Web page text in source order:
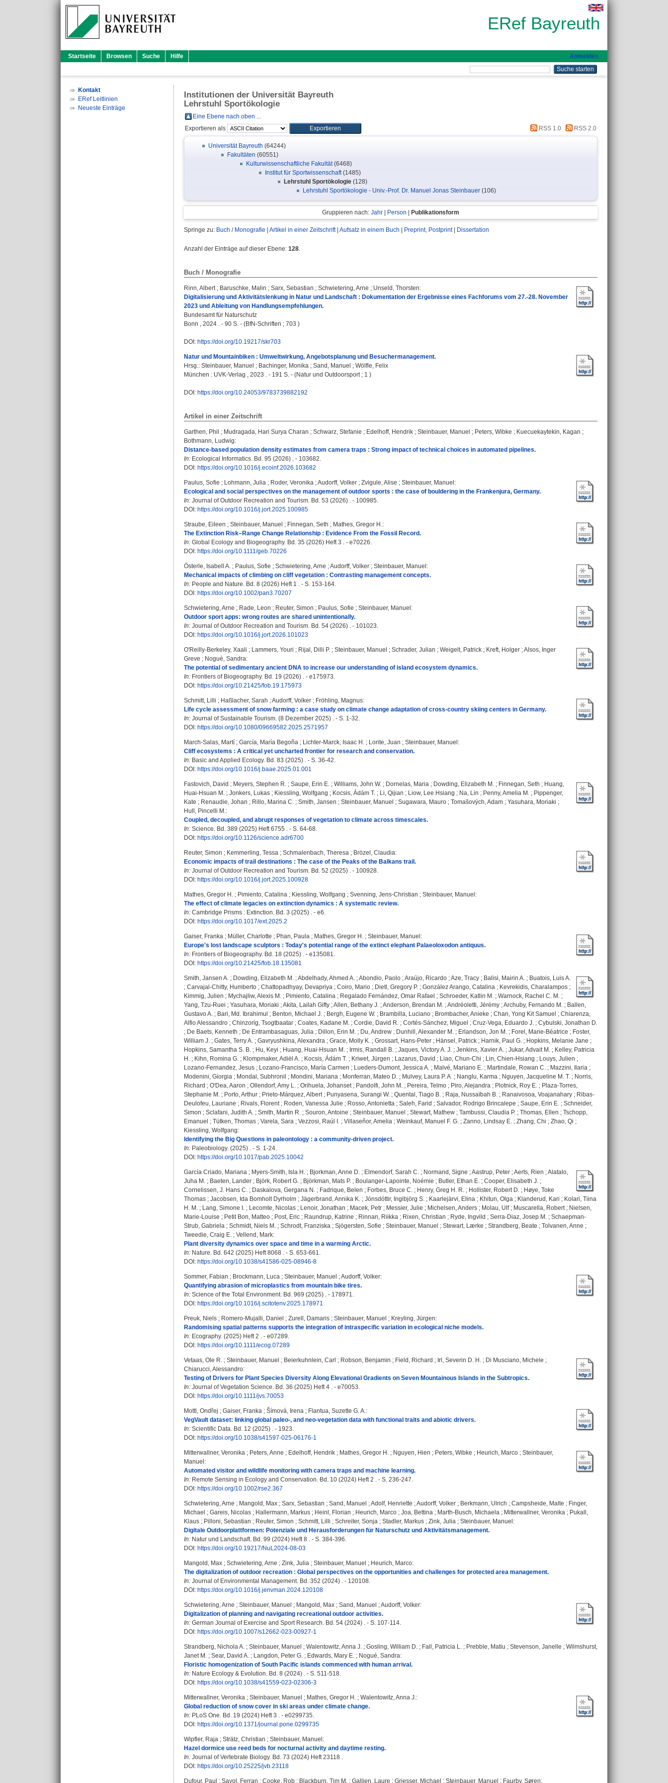
ERef Bayreuth
Startseite Browsen Suche Hilfe Anmelden
Kontakt
ERef Leitlinien
Neueste Einträge
Institutionen der Universität Bayreuth
Lehrstuhl Sportökologie
Eine Ebene nach oben ...
Exportieren als
RSS 1.0 RSS 2.0
Universität Bayreuth (64244)
Fakultäten (60551)
Kulturwissenschaftliche Fakultät(6468)
Institut für Sportwissenschaft(1485)
Lehrstuhl Sportökologie (128)
Lehrstuhl Sportökologie - Univ.-Prof. Dr. Manuel Jonas Steinbauer (106)
Gruppieren nach: Jahr Person Publikationsform
Springe zu: Buch / Monografie Artikel in einer Zeitschrift| Aufsatz in einem Buch Preprint, Postprint| Dissertation
Anzahl der Einträge auf dieser Ebene: 128.
Buch / Monografie
Rinn, Albert; Baruschke, Malin ; Sarx, Sebastian ; Schwietering, Arne ; Unseld, Thorsten:
Digitalisierung und Aktivitätslenkung in Natur und Landschaft : Dokumentation der Ergebnisse eines Fachforums vom 27.-28. November
2023 und Ableitung von Handlungsempfehlungen.
Bundesamt für Naturschutz
Bonn , 2024 . - 90 S. - (BfN-Schriften ; 703 )
DOI: https://doi.org/10.19217/skr703
Natur und Mountainbiken : Umweltwirkung, Angebotsplanung und Besuchermanagement.
Hrsg.: Steinbauer, Manuel ; Bachinger, Monika ; Sand, Manuel ; Wölfle, Felix
München : UVK-Verlag , 2023 . - 191 S. - (Natur und Outdoorsport ; 1 )
DOI: https://doi.org/10.24053/9783739882192
Artikel in einer Zeitschrift
Garthen, Phil ; Mudragada, Hari Surya Charan ; Schwarz, Stefanie ; Edelhoff, Hendrik ; Steinbauer, Manuel ; Peters, Wibke ; Kuecuekaytekin, Kagan ;
Bothmann, Ludwig:
Distance-based population density estimates from camera traps : Strong impact of technical choices in automated pipelines.
In: Ecological Informatics. Bd. 95 (2026) . - 103682.
DOI: https://doi.org/10.1016/j.ecoinf.2026.103682
Paulus, Sofie ; Lohmann, Julia ; Roder, Veronika ;Audorff, Volker ; Zvigule, Alise ; Steinbauer, Manuel :
Ecological and social perspectives on the management of outdoor sports : the case of bouldering in the Frankenjura, Germany.
In: Journal of Outdoor Recreation and Tourism. Bd. 53 (2026) . - 100985.
DOI: https://doi.org/10.1016/j.jort.2025.100985
Straube, Eileen ; Steinbauer, Manuel ; Finnegan, Seth ; Mathes, Gregor H.:
The Extinction Risk–Range Change Relationship : Evidence From the Fossil Record.
In: Global Ecology and Biogeography. Bd. 35 (2026) Heft 3 . - e70226.
DOI: https://doi.org/10.1111/geb.70226
Österle, Isabell A. ; Paulus, Sofie ; Schwietering, Arne ;Audorff, Volker ; Steinbauer, Manuel :
Mechanical impacts of climbing on cliff vegetation : Contrasting management concepts.
In: People and Nature. Bd. 8 (2026) Heft 1 . - S. 153-164.
DOI: https://doi.org/10.1002/pan3.70207
Schwietering, Arne ; Rade, Leon ; Reuter, Simon ; Paulus, Sofie ; Steinbauer, Manuel :
Outdoor sport apps: wrong routes are shared unintentionally.
In: Journal of Outdoor Recreation and Tourism. Bd. 54 (2026) . - 101023.
DOI: https://doi.org/10.1016/j.jort.2026.101023
O'Reilly-Berkeley, Xaali ; Lammers, Youri ; Rijal, Dilli P. ; Steinbauer, Manuel ; Schrader, Julian ; Weigelt, Patrick ; Kreft, Holger ;Alsos, Inger
Greve ; Nogué, Sandra:
The potential of sedimentary ancient DNA to increase our understanding of island ecosystem dynamics.
In: Frontiers of Biogeography. Bd. 19 (2026) . - e175973.
DOI: https://doi.org/10.21425/fob.19.175973
Schmitt, Lilli ; Haßlacher, Sarah ;Audorff, Volker ; Fröhling, Magnus:
Life cycle assessment of snow farming : a case study on climate change adaptation of cross-country skiing centers in Germany.
In: Journal of Sustainable Tourism. (8 Dezember 2025) . - S. 1-32.
DOI: https://doi.org/10.1080/09669582.2025.2571957
March-Salas, Martí ; García, María Begoña ; Lichter-Marck, Isaac H. ; Lorite, Juan ; Steinbauer, Manuel :
Cliff ecosystems : A critical yet uncharted frontier for research and conservation.
In: Basic and Applied Ecology. Bd. 83 (2025) . - S. 36-42.
DOI: https://doi.org/10.1016/j.baae.2025.01.001
Fastovich, David ; Meyers, Stephen R. ; Saupe, Erin E. ; Williams, John W. ; Dornelas, Maria ; Dowding, Elizabeth M. ; Finnegan, Seth ; Huang,
Huai-Hsuan M. ; Jonkers, Lukas ; Kiessling, Wolfgang ; Kocsis, Ádám T. ; Li, Qijian ; Liow, Lee Hsiang ; Na, Lin ; Penny, Amelia M. ; Pippenger,
Kate ; Renaudie, Johan ; Rillo, Marina C. ; Smith, Jansen ; Steinbauer, Manuel ; Sugawara, Mauro ; Tomašových, Adam ; Yasuhara, Moriaki ;
Hull, Pincelli M.:
Coupled, decoupled, and abrupt responses of vegetation to climate across timescales.
In: Science. Bd. 389 (2025) Heft 6755 . - S. 64-68.
DOI: https://doi.org/10.1126/science.adr6700
Reuter, Simon ; Kemmerling, Tessa ; Schmalenbach, Theresa ; Brözel, Claudia:
Economic impacts of trail destinations : The case of the Peaks of the Balkans trail.
In: Journal of Outdoor Recreation and Tourism. Bd. 52 (2025) . - 100928.
DOI: https://doi.org/10.1016/j.jort.2025.100928
Mathes, Gregor H. ; Pimiento, Catalina ; Kiessling, Wolfgang ; Svenning, Jens-Christian ; Steinbauer, Manuel :
The effect of climate legacies on extinction dynamics : A systematic review.
In: Cambridge Prisms : Extinction. Bd. 3 (2025) . - e6.
DOI: https://doi.org/10.1017/ext.2025.2
Gaiser, Franka ; Müller, Charlotte ; Phan, Paula ; Mathes, Gregor H. ; Steinbauer, Manuel :
Europe's lost landscape sculptors : Today's potential range of the extinct elephant Palaeoloxodon antiquus.
In: Frontiers of Biogeography. Bd. 18 (2025) . - e135081.
DOI: https://doi.org/10.21425/fob.18.135081
Smith, Jansen A. ; Dowding, Elizabeth M. ;Abdelhady, Ahmed A. ;Abondio, Paolo ;Araújo, Ricardo ;Aze, Tracy ; Balisi, Mairin A. ; Buatois, Luis A.
; Carvajal-Chitty, Humberto ; Chattopadhyay, Devapriya ; Coiro, Mario ; Dietl, Gregory P. ; González Arango, Catalina ; Kevrekidis, Charalampos ;
Kimmig, Julien ; Mychajliw, Alexis M. ; Pimiento, Catalina ; Regalado Fernández, Omar Rafael ; Schroeder, Katlin M. ; Warnock, Rachel C. M. ;
Yang, Tzu-Ruei ; Yasuhara, Moriaki ;Akita, Lailah Gifty ;Allen, Bethany J. ;Anderson, Brendan M. ;Andréoletti, Jérémy ;Archuby, Fernando M. ; Ballen,
Gustavo A. ; Bari, Md. Ibrahimul ; Benton, Michael J. ; Bergh, Eugene W. ; Brambilla, Luciano ; Brombacher, Anieke ; Chan, Yong Kit Samuel ; Chiarenza,
Alfio Alessandro ; Chinzorig, Tsogtbaatar ; Coates, Kadane M. ; Cordie, David R. ; Cortés-Sánchez, Miguel ; Cruz-Vega, Eduardo J. ; Cybulski, Jonathan D.
; De Baets, Kenneth ; De Entrambasaguas, Julia ; Dillon, Erin M. ; Du, Andrew ; Dunhill, Alexander M. ; Erlandson, Jon M. ; Forel, Marie-Béatrice ; Foster,
William J. ; Gates, Terry A. ; Gavryushkina, Alexandra ; Grace, Molly K. ; Grossart, Hans-Peter ; Hänsel, Patrick ; Harnik, Paul G. ; Hopkins, Melanie Jane ;
Hopkins, Samantha S. B. ; Hu, Keyi ; Huang, Huai-Hsuan M. ; Irmis, Randall B. ; Jaques, Victory A. J. ; Jenkins, Xavier A. ; Jukar, Advait M. ; Kelley, Patricia
H. ; Kihn, Romina G. ; Klompmaker, Adiël A. ; Kocsis, Ádám T. ; Kriwet, Jürgen ; Lazarus, David ; Liao, Chun-Chi ; Lin, Chien-Hsiang ; Louys, Julien ;
Lozano-Fernandez, Jesus ; Lozano-Francisco, María Carmen ; Lueders-Dumont, Jessica A. ; Malvé, Mariano E. ; Martindale, Rowan C. ; Mazzini, Ilaria ;
Modenini, Giorgia ; Mondal, Subhronil ; Mondini, Mariana ; Monferran, Mateo D. ; Mulvey, Laura P. A. ; Nanglu, Karma ; Nguyen, Jacqueline M. T. ; Norris,
Richard ; O'Dea, Aaron ; Ollendorf, Amy L. ; Orihuela, Johanset; Pandolfi, John M. ; Pereira, Telmo ; Piro, Alejandra ; Plotnick, Roy E. ; Plaza-Torres,
Stephanie M. ; Porto, Arthur ; Prieto-Márquez, Albert; Punyasena, Surangi W. ; Quental, Tiago B. ; Raja, Nussaïbah B. ; Ranaivosoa, Voajanahary ; Ribas-
Deulofeu, Lauriane ; Rivals, Florent; Roden, Vanessa Julie ; Rosso, Antonietta ; Saleh, Farid ; Salvador, Rodrigo Brincalepe ; Saupe, Erin E. ; Schneider,
Simon ; Sclafani, Judith A. ; Smith, Martin R. ; Souron, Antoine ; Steinbauer, Manuel ; Stewart, Mathew ; Tambussi, Claudia P. ; Thomas, Ellen ; Tschopp,
Emanuel ; Tütken, Thomas ; Varela, Sara ; Vezzosi, Raúl I. ; Villaseñor, Amelia ; Weinkauf, Manuel F. G. ; Zanno, Lindsay E. ; Zhang, Chi ; Zhao, Qi ;
Kiessling, Wolfgang:
Identifying the Big Questions in paleontology : a community-driven project.
In: Paleobiology. (2025) . - S. 1-24.
DOI: https://doi.org/10.1017/pab.2025.10042
García Criado, Mariana ; Myers-Smith, Isla H. ; Bjorkman, Anne D. ; Elmendorf, Sarah C. ; Normand, Signe ;Aastrup, Peter ;Aerts, Rien ;Alatalo,
Juha M. ; Baeten, Lander ; Björk, Robert G. ; Björkman, Mats P. ; Boulanger-Lapointe, Noémie ; Butler, Ethan E. ; Cooper, Elisabeth J. ;
Cornelissen, J. Hans C. ; Daskalova, Gergana N. ; Fadrique, Belen ; Forbes, Bruce C. ; Henry, Greg H. R. ; Hollister, Robert D. ; Høye, Toke
Thomas ; Jacobsen, Ida Bomholt Dyrholm ; Jägerbrand, Annika K. ; Jónsdóttir, Ingibjörg S. ; Kaarlejärvi, Elina ; Khitun, Olga ; Klanderud, Kari ; Kolari, Tiina
H. M. ; Lang, Simone I. ; Lecomte, Nicolas ; Lenoir, Jonathan ; Macek, Petr ; Messier, Julie ; Michelsen, Anders ; Molau, Ulf; Muscarella, Robert; Nielsen,
Marie-Louise ; Petit Bon, Matteo ; Post, Eric ; Raundrup, Katrine ; Rinnan, Riikka ; Rixen, Christian ; Ryde, Ingvild ; Serra-Diaz, Josep M. ; Schaepman-
Strub, Gabriela ; Schmidt, Niels M. ; Schrodt, Franziska ; Sjögersten, Sofie ; Steinbauer, Manuel ; Stewart, Lærke ; Strandberg, Beate ; Tolvanen, Anne ;
Tweedie, Craig E. ; Vellend, Mark:
Plant diversity dynamics over space and time in a warming Arctic.
In: Nature. Bd. 642 (2025) Heft 8068 . - S. 653-661.
DOI: https://doi.org/10.1038/s41586-025-08946-8
Sommer, Fabian ; Brockmann, Luca ; Steinbauer, Manuel ;Audorff, Volker:
Quantifying abrasion of microplastics from mountain bike tires.
In: Science of the Total Environment. Bd. 969 (2025) . - 178971.
DOI: https://doi.org/10.1016/j.scitotenv.2025.178971
Preuk, Niels ; Romero-Mujalli, Daniel ; Zurell, Damaris ; Steinbauer, Manuel ; Kreyling, Jürgen:
Randomising spatial patterns supports the integration of intraspecific variation in ecological niche models.
In: Ecography. (2025) Heft 2 . - e07289.
DOI: https://doi.org/10.1111/ecog.07289
Vetaas, Ole R. ; Steinbauer, Manuel ; Beierkuhnlein, Carl ; Robson, Benjamin ; Field, Richard ; Irl, Severin D. H. ; Di Musciano, Michele ;
Chiarucci, Alessandro:
Testing of Drivers for Plant Species Diversity Along Elevational Gradients on Seven Mountainous Islands in the Subtropics.
In: Journal of Vegetation Science. Bd. 36 (2025) Heft 4 . - e70053.
DOI: https://doi.org/10.1111/jvs.70053
Mottl, Ondřej ; Gaiser, Franka ; Šímová, Irena ; Flantua, Suzette G. A.:
VegVault dataset: linking global paleo-, and neo-vegetation data with functional traits and abiotic drivers.
In: Scientific Data. Bd. 12 (2025) . - 1923.
DOI: https://doi.org/10.1038/s41597-025-06176-1
Mitterwallner, Veronika ; Peters, Anne ; Edelhoff, Hendrik ; Mathes, Gregor H. ; Nguyen, Hien ; Peters, Wibke ; Heurich, Marco ; Steinbauer,
Manuel :
Automated visitor and wildlife monitoring with camera traps and machine learning.
In: Remote Sensing in Ecology and Conservation. Bd. 10 (2024) Heft 2 . - S. 236-247.
DOI: https://doi.org/10.1002/rse2.367
Schwietering, Arne ; Mangold, Max ; Sarx, Sebastian ; Sand, Manuel ;Adolf, Henriette ;Audorff, Volker ; Berkmann, Ulrich ; Campsheide, Malte ; Finger,
Michael ; Gareis, Nicolas ; Hallermann, Markus ; Heinl, Florian ; Heurich, Marco ; Joa, Bettina ; Marth-Busch, Michaela ; Mitterwallner, Veronika ; Pukall,
Klaus ; Pilloni, Sebastian ; Reuter, Simon ; Schmitt, Lilli ; Schreiter, Sonja ; Stadler, Markus ; Zink, Julia ; Steinbauer, Manuel :
Digitale Outdoorplattformen: Potenziale und Herausforderungen für Naturschutz und Aktivitätsmanagement.
In: Natur und Landschaft. Bd. 99 (2024) Heft 8 . - S. 384-396.
DOI: https://doi.org/10.19217/NuL2024-08-03
Mangold, Max ; Schwietering, Arne ; Zink, Julia ; Steinbauer, Manuel ; Heurich, Marco:
The digitalization of outdoor recreation : Global perspectives on the opportunities and challenges for protected area management.
In: Journal of Environmental Management. Bd. 352 (2024) . - 120108.
DOI: https://doi.org/10.1016/j.jenvman.2024.120108
Schwietering, Arne ; Steinbauer, Manuel ; Mangold, Max ; Sand, Manuel ;Audorff, Volker:
Digitalization of planning and navigating recreational outdoor activities.
In: German Journal of Exercise and Sport Research. Bd. 54 (2024) . - S. 107-114.
DOI: https://doi.org/10.1007/s12662-023-00927-1
Strandberg, Nichola A. ; Steinbauer, Manuel ; Walentowitz, Anna J. ; Gosling, William D. ; Fall, Patricia L. ; Prebble, Matiu ; Stevenson, Janelle ; Wilmshurst,
Janet M. ; Sear, David A. ; Langdon, Peter G. ; Edwards, Mary E. ; Nogué, Sandra:
Floristic homogenization of South Pacific islands commenced with human arrival.
In: Nature Ecology & Evolution. Bd. 8 (2024) . - S. 511-518.
DOI: https://doi.org/10.1038/s41559-023-02306-3
Mitterwallner, Veronika ; Steinbauer, Manuel ; Mathes, Gregor H. ; Walentowitz, Anna J.:
Global reduction of snow cover in ski areas under climate change.
In: PLoS One. Bd. 19 (2024) Heft 3 . - e0299735.
DOI: https://doi.org/10.1371/journal.pone.0299735
Wipfler, Raja ; Strätz, Christian ; Steinbauer, Manuel :
Hazel dormice use reed beds for nocturnal activity and daytime resting.
In: Journal of Vertebrate Biology. Bd. 73 (2024) Heft 23118 .
DOI: https://doi.org/10.25225/jvb.23118
Dufour, Paul ; Sayol, Ferran ; Cooke, Rob ; Blackburn, Tim M. ; Gallien, Laure ; Griesser, Michael ; Steinbauer, Manuel ; Faurby, Søren: